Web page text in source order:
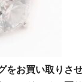
お買い取りさ